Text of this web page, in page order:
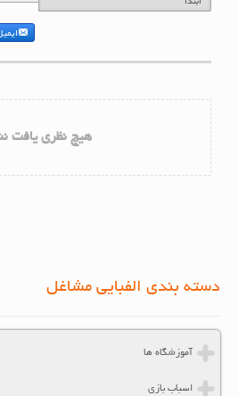
ایمیل
هیچ نظری یافت نشد
دسته بندی الفبایی مشاغل
آموزشگاه ها
اسباب بازی